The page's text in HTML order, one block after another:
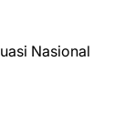
Nasional